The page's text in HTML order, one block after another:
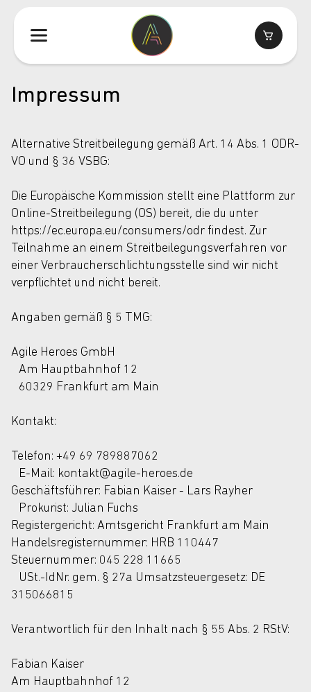
Impressum
Alternative Streitbeilegung gemäß Art. 14 Abs. 1 ODR-
VO und § 36 VSBG:
Die Europäische Kommission stellt eine Plattform zur
Online-Streitbeilegung (OS) bereit, die du unter
https://ec.europa.eu/consumers/odr findest. Zur
Teilnahme an einem Streitbeilegungsverfahren vor
einer Verbraucherschlichtungsstelle sind wir nicht
verpflichtet und nicht bereit.
Angaben gemäß § 5 TMG:
Agile Heroes GmbH
Am Hauptbahnhof 12
60329 Frankfurt am Main
Kontakt:
Telefon: +49 69 789887062
E-Mail: kontakt@agile-heroes.de
Geschäftsführer: Fabian Kaiser - Lars Rayher
Prokurist: Julian Fuchs
Registergericht: Amtsgericht Frankfurt am Main
Handelsregisternummer: HRB 110447
Steuernummer: 045 228 11665
USt.-IdNr. gem. § 27a Umsatzsteuergesetz: DE
315066815
Verantwortlich für den Inhalt nach § 55 Abs. 2 RStV:
Fabian Kaiser
Am Hauptbahnhof 12